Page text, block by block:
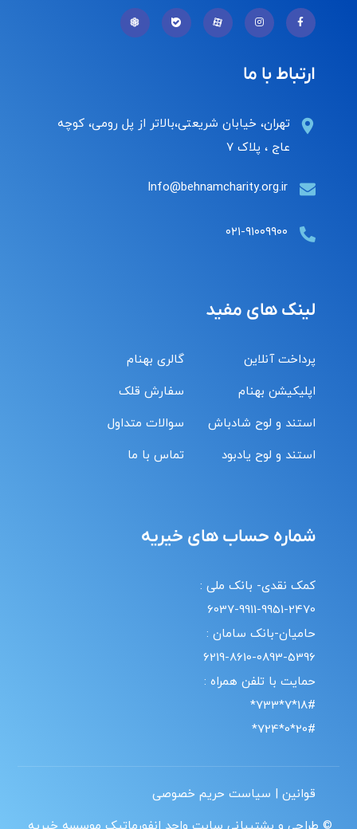
ارتباط با ما
تهران، خیابان شریعتی،بالاتر از پل رومی، کوچه
عاج ، پلاک ۷
Info@behnamcharity.org.ir
۰۲۱-۹۱۰۰۹۹۰۰
لینک های مفید
پرداخت آنلاین
اپلیکیشن بهنام
استند و لوح شادباش
استند و لوح یادبود
گالری بهنام
سفارش قلک
سوالات متداول
تماس با ما
شماره حساب های خیریه
کمک نقدی- بانک ملی :
6037-9911-9951-2470
حامیان-بانک سامان :
6219-8610-0893-5396
حمایت با تلفن همراه :
18#*7*733*
20#*0*724*
قوانین | سیاست حریم خصوصی